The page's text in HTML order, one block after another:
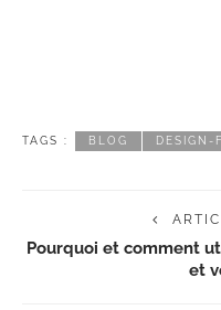
TAGS : BLOG DESIGN-
Pourquoi et comment
et